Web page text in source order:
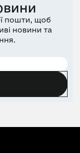
пошти, щоб
новини та